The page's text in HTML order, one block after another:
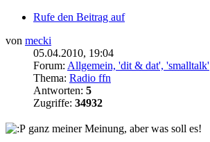
Rufe den Beitrag auf
von mecki
05.04.2010, 19:04
Forum: Allgemein, 'dit & dat', 'smalltalk'
Thema: Radio ffn
Antworten: 5
Zugriffe: 34932
ganz meiner Meinung, aber was soll es!